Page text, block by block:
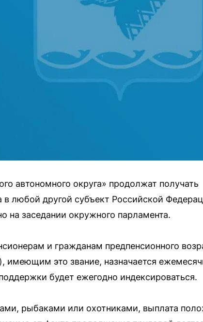
автономного округа» продолжат получать
любой другой субъект Российской
заседании окружного парламента.
и гражданам предпенсионного
это звание, назначается
будет ежегодно индексироваться.
рыбаками или охотниками, выплата